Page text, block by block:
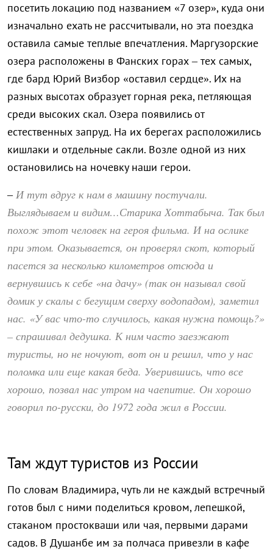
посетить локацию под названием «7 озер», куда они
изначально ехать не рассчитывали, но эта поездка
оставила самые теплые впечатления. Маргузорские
озера расположены в Фанских горах – тех самых,
где бард Юрий Визбор «оставил сердце». Их на
разных высотах образует горная река, петляющая
среди высоких скал. Озера появились от
естественных запруд. На их берегах расположились
кишлаки и отдельные сакли. Возле одной из них
остановились на ночевку наши герои.
–И тут вдруг к нам в машину постучали.
Выглядываем и видим…Старика Хоттабыча. Так был
похож этот человек на героя фильма. И на ослике
при этом. Оказывается, он проверял скот, который
пасется за несколько километров отсюда и
вернувшись к себе «на дачу» (так он называл свой
домик у скалы с бегущим сверху водопадом), заметил
нас. «У вас что-то случилось, какая нужна помощь?»
– спрашивал дедушка. К ним часто заезжают
туристы, но не ночуют, вот он и решил, что у нас
поломка или еще какая беда. Уверившись, что все
хорошо, позвал нас утром на чаепитие. Он хорошо
говорил по-русски, до 1972 года жил в России.
Там ждут туристов из России
По словам Владимира, чуть ли не каждый встречный
готов был с ними поделиться кровом, лепешкой,
стаканом простокваши или чая, первыми дарами
садов. В Душанбе им за полчаса привезли в кафе